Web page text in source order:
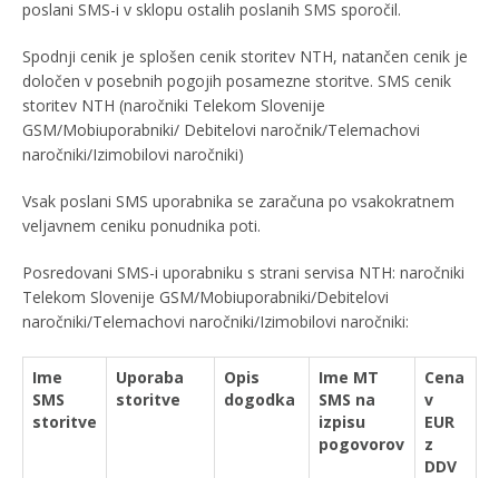
poslani SMS-i v sklopu ostalih poslanih SMS sporočil.
Spodnji cenik je splošen cenik storitev NTH, natančen cenik je
določen v posebnih pogojih posamezne storitve. SMS cenik
storitev NTH (naročniki Telekom Slovenije
GSM/Mobiuporabniki/ Debitelovi naročnik/Telemachovi
naročniki/Izimobilovi naročniki)
Vsak poslani SMS uporabnika se zaračuna po vsakokratnem
veljavnem ceniku ponudnika poti.
Posredovani SMS-i uporabniku s strani servisa NTH: naročniki
Telekom Slovenije GSM/Mobiuporabniki/Debitelovi
naročniki/Telemachovi naročniki/Izimobilovi naročniki:
Ime
SMS
storitve
Uporaba
storitve
Opis
dogodka
Ime MT
SMS na
izpisu
pogovorov
Cena
v
EUR
z
DDV